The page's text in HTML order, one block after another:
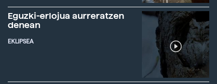
Eguzki-erlojua aurreratzen
denean
EKLIPSEA